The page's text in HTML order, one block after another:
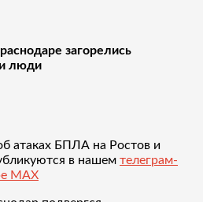
загорелись
люди
атаках БПЛА на Ростов и
в нашем телеграм-
MAX